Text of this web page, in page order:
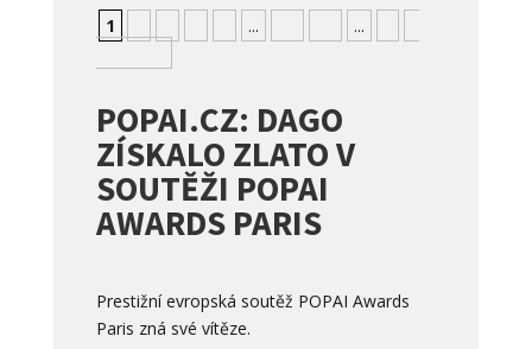
1 ... ...
POPAI.CZ: DAGO
ZÍSKALO ZLATO V
SOUTĚŽI POPAI
AWARDS PARIS
Prestižní evropská soutěž POPAI Awards
Paris zná své vítěze.